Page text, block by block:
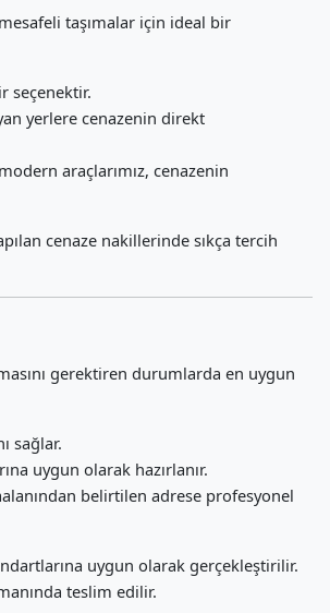
taşımalar için ideal bir
seçenektir.
yerlere cenazenin direkt
araçlarımız, cenazenin
cenaze nakillerinde sıkça tercih
gerektiren durumlarda en uygun
sağlar.
uygun olarak hazırlanır.
belirtilen adrese profesyonel
uygun olarak gerçekleştirilir.
teslim edilir.